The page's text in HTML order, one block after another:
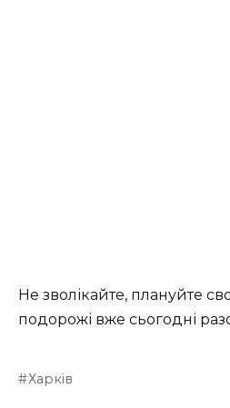
Не зволікайте, плануйте
подорожі вже сьогодні
Харків